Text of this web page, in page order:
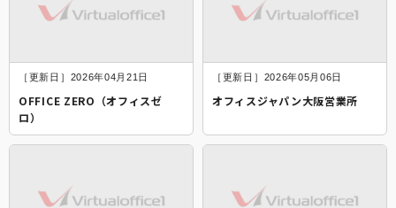
［更新日］2026年04月21日
OFFICE ZERO（オフィスゼ
ロ）
［更新日］2026年05月06日
オフィスジャパン大阪営業所